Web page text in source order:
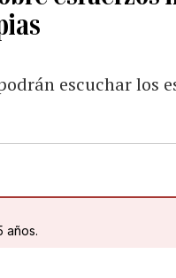
escuchar los
años.